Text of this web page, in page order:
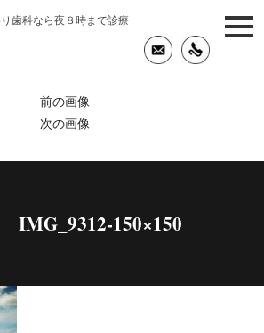
歯科なら夜８時まで診療
前の画像
次の画像
IMG_9312-150×150